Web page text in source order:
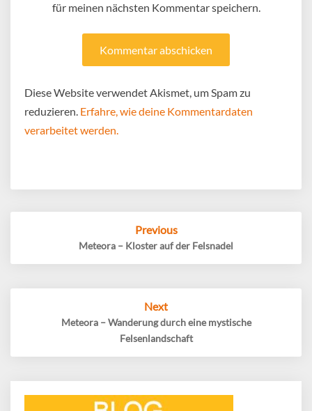
für meinen nächsten Kommentar speichern.
Diese Website verwendet Akismet, um Spam zu
reduzieren. Erfahre, wie deine Kommentardaten
verarbeitet werden.
Previous
Meteora – Kloster auf der Felsnadel
Next
Meteora – Wanderung durch eine mystische
Felsenlandschaft